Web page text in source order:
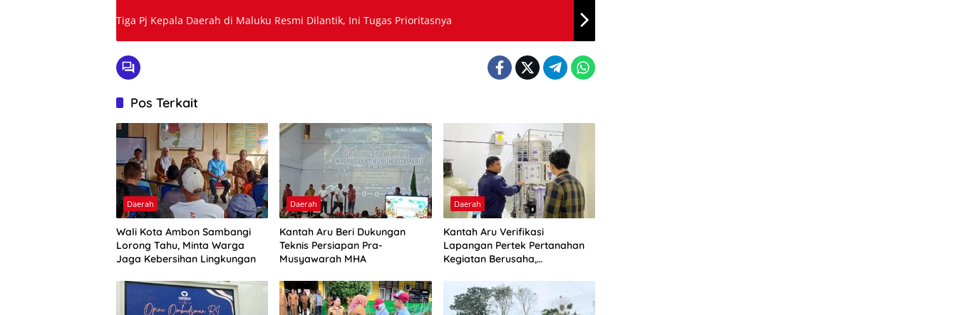
Tiga Pj Kepala Daerah di Maluku Resmi Dilantik, Ini Tugas Prioritasnya
Pos Terkait
Daerah
Wali Kota Ambon Sambangi
Lorong Tahu, Minta Warga
Jaga Kebersihan Lingkungan
Daerah
Kantah Aru Beri Dukungan
Teknis Persiapan Pra-
Musyawarah MHA
Daerah
Kantah Aru Verifikasi
Lapangan Pertek Pertanahan
Kegiatan Berusaha,